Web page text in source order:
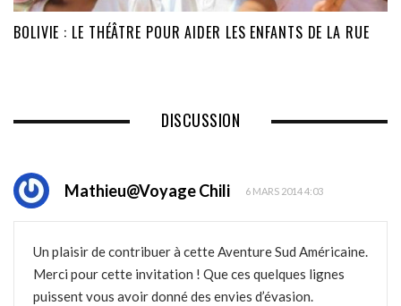
BOLIVIE : LE THÉÂTRE POUR AIDER LES ENFANTS DE LA RUE
DISCUSSION
Mathieu@Voyage Chili 6 MARS 2014 4:03
Un plaisir de contribuer à cette Aventure Sud Américaine.
Merci pour cette invitation ! Que ces quelques lignes
puissent vous avoir donné des envies d’évasion.